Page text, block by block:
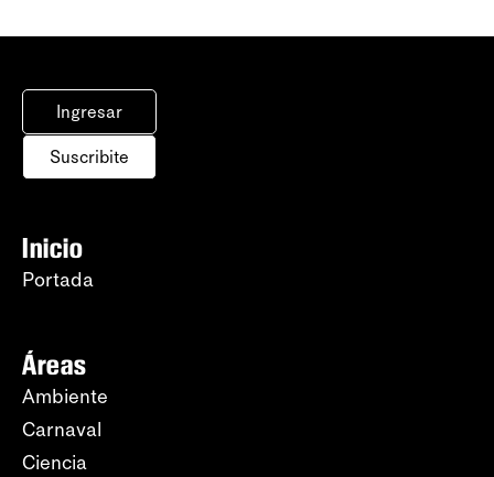
Ingresar
Suscribite
Inicio
Portada
Áreas
Ambiente
Carnaval
Ciencia